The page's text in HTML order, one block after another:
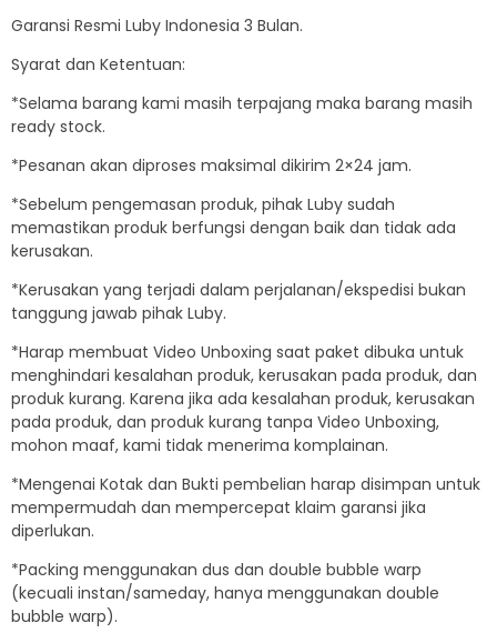
Garansi Resmi Luby Indonesia 3 Bulan.
Syarat dan Ketentuan:
*Selama barang kami masih terpajang maka barang masih
ready stock.
*Pesanan akan diproses maksimal dikirim 2×24 jam.
*Sebelum pengemasan produk, pihak Luby sudah
memastikan produk berfungsi dengan baik dan tidak ada
kerusakan.
*Kerusakan yang terjadi dalam perjalanan/ekspedisi bukan
tanggung jawab pihak Luby.
*Harap membuat Video Unboxing saat paket dibuka untuk
menghindari kesalahan produk, kerusakan pada produk, dan
produk kurang. Karena jika ada kesalahan produk, kerusakan
pada produk, dan produk kurang tanpa Video Unboxing,
mohon maaf, kami tidak menerima komplainan.
*Mengenai Kotak dan Bukti pembelian harap disimpan untuk
mempermudah dan mempercepat klaim garansi jika
diperlukan.
*Packing menggunakan dus dan double bubble warp
(kecuali instan/sameday, hanya menggunakan double
bubble warp).